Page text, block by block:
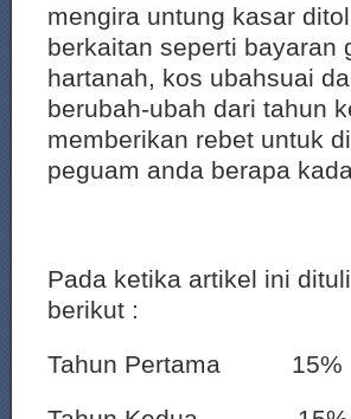
mengira untung kasar
berkaitan seperti bayaran
hartanah, kos ubahsuai
berubah-ubah dari tahun
memberikan rebet untuk
peguam anda berapa
Pada ketika artikel ini
berikut :
Tahun Pertama 15%